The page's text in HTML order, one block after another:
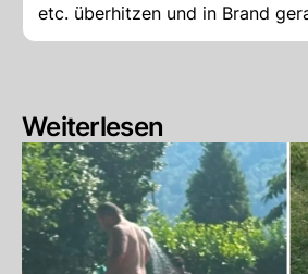
etc. überhitzen und in Brand
Weiterlesen